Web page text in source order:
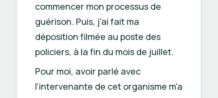
commencer mon processus de
guérison. Puis, j'ai fait ma
déposition filmée au poste des
policiers, à la fin du mois de juillet.
Pour moi, avoir parlé avec
l'intervenante de cet organisme m'a